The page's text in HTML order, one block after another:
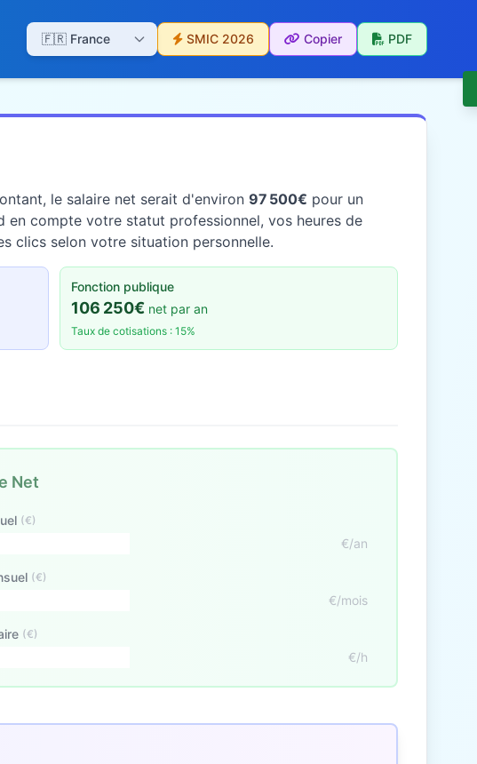
SMIC 2026 Copier PDF
le salaire net serait d'environ 97 500€ pour un
compte votre statut professionnel, vos heures de
clics selon votre situation personnelle.
Fonction publique
106 250€ net par an
Taux de cotisations : 15%
Net
(€)
€/an
(€)
€/mois
(€)
€/h